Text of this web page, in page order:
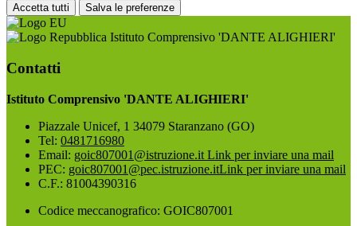
Accetta tutti Salva le preferenze
Istituto Comprensivo 'DANTE ALIGHIERI'
Contatti
Istituto Comprensivo 'DANTE ALIGHIERI'
Piazzale Unicef, 1 34079 Staranzano (GO)
Tel: 0481716980
Email: goic807001@istruzione.it Link per inviare una mail
PEC: goic807001@pec.istruzione.itLink per inviare una mail
C.F.: 81004390316
Codice meccanografico: GOIC807001